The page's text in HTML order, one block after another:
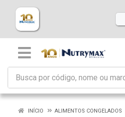
INÍCIO
ALIMENTOS CONGELADOS